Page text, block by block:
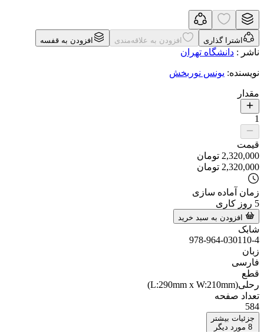
اشترا گذاری افزودن به علاقه‌مندی افزودن به قفسه
ناشر : دانشگاه تهران
نویسنده: یونس نوربخش
مقدار
1
قیمت
2,320,000 تومان
2,320,000 تومان
زمان آماده سازی
5 روز کاری
افزودن به سبد خرید
شابک
978-964-030110-4
زبان
فارسی
قطع
رحلی(L:290mm x W:210mm)
تعداد صفحه
584
جزئیات بیشتر
8 مورد دیگر